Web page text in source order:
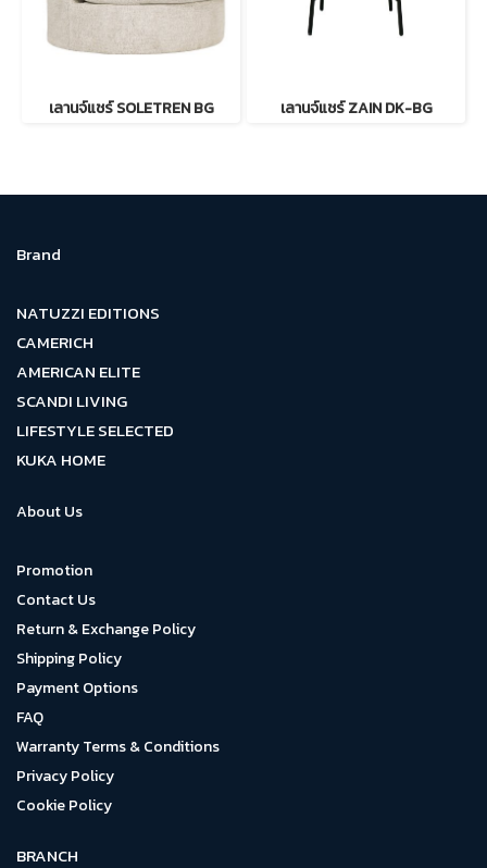
เลานจ์แชร์ SOLETREN BG เลานจ์แชร์ ZAIN DK-BG
Brand
NATUZZI EDITIONS
CAMERICH
AMERICAN ELITE
SCANDI LIVING
LIFESTYLE SELECTED
KUKA HOME
About Us
Promotion
Contact Us
Return & Exchange Policy
Shipping Policy
Payment Options
FAQ
Warranty Terms & Conditions
Privacy Policy
Cookie Policy
BRANCH